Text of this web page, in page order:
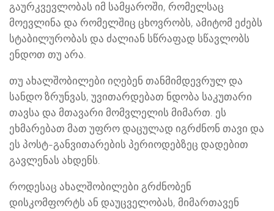
გაურკვევლობას იმ სამყაროში, რომელსაც
მოევლინა და რომელშიც ცხოვრობს, ამიტომ ეძებს
სტაბილურობას და ძალიან სწრაფად სწავლობს
ენდოთ თუ არა.
თუ ახალშობილები იღებენ თანმიმდევრულ და
სანდო ზრუნვას, უვითარდებათ ნდობა საკუთარი
თავსა და მთავარი მომვლელის მიმართ. ეს
ეხმარებათ მათ უფრო დაცულად იგრძნონ თავი და
ეს პოსტ-განვითარების პერიოდებზეც დადებით
გავლენას ახდენს.
როდესაც ახალშობილები გრძნობენ
დისკომფორტს ან დაუცველობას, მიმართავენ